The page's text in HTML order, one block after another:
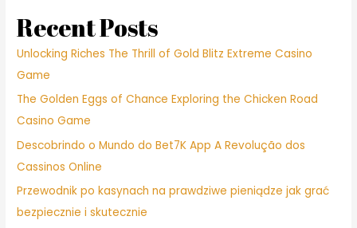
Recent Posts
Unlocking Riches The Thrill of Gold Blitz Extreme Casino
Game
The Golden Eggs of Chance Exploring the Chicken Road
Casino Game
Descobrindo o Mundo do Bet7K App A Revolução dos
Cassinos Online
Przewodnik po kasynach na prawdziwe pieniądze jak grać
bezpiecznie i skutecznie